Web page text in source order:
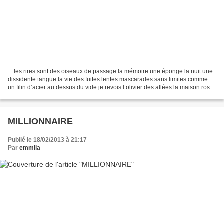
... les rires sont des oiseaux de passage la mémoire une éponge la nuit une
dissidente tangue la vie des fuites lentes mascarades sans limites comme
un filin d’acier au dessus du vide je revois l’olivier des allées la maison rose
MILLIONNAIRE
Publié le 18/02/2013 à 21:17
Par emmila